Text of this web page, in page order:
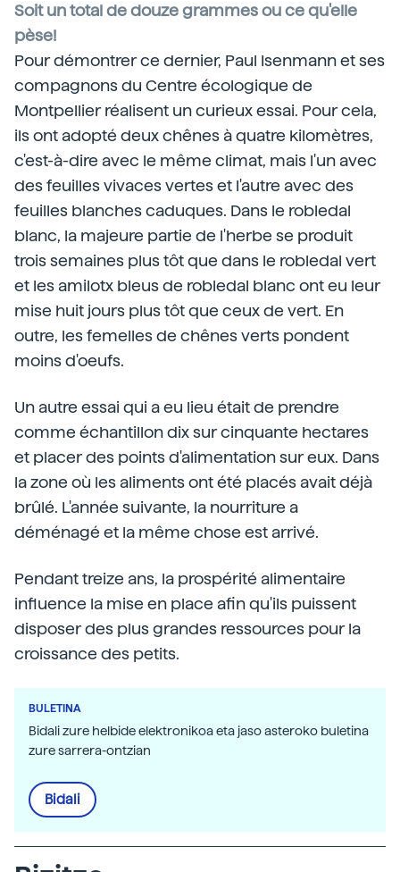
Soit un total de douze grammes ou ce qu'elle
pèse!
Pour démontrer ce dernier, Paul Isenmann et ses
compagnons du Centre écologique de
Montpellier réalisent un curieux essai. Pour cela,
ils ont adopté deux chênes à quatre kilomètres,
c'est-à-dire avec le même climat, mais l'un avec
des feuilles vivaces vertes et l'autre avec des
feuilles blanches caduques. Dans le robledal
blanc, la majeure partie de l'herbe se produit
trois semaines plus tôt que dans le robledal vert
et les amilotx bleus de robledal blanc ont eu leur
mise huit jours plus tôt que ceux de vert. En
outre, les femelles de chênes verts pondent
moins d'oeufs.
Un autre essai qui a eu lieu était de prendre
comme échantillon dix sur cinquante hectares
et placer des points d'alimentation sur eux. Dans
la zone où les aliments ont été placés avait déjà
brûlé. L'année suivante, la nourriture a
déménagé et la même chose est arrivé.
Pendant treize ans, la prospérité alimentaire
influence la mise en place afin qu'ils puissent
disposer des plus grandes ressources pour la
croissance des petits.
BULETINA
Bidali zure helbide elektronikoa eta jaso asteroko buletina
zure sarrera-ontzian
Bidali